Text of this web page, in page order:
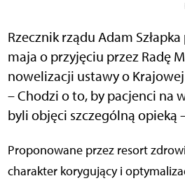
Rzecznik rządu Adam
maja o przyjęciu przez Radę
nowelizacji ustawy o
– Chodzi o to, by pacjenci na
byli objęci szczególną opieką
Proponowane przez resort zdrowia zmiany mają
charakter korygujący i